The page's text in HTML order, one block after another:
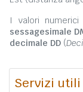
I valori
sessagesimale
decimale DD (
Servizi utili